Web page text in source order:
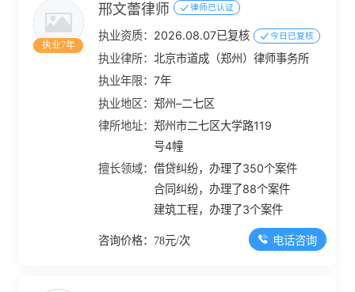
执业7年
邢文蕾律师 律师已认证
执业资质： 2026.08.07已复核 今日已复核
执业律所：北京市道成（郑州）律师事务所
执业年限：7年
执业地区：郑州–二七区
律所地址：郑州市二七区大学路119
号4幢
擅长领域：借贷纠纷，办理了350个案件
合同纠纷，办理了88个案件
建筑工程，办理了3个案件
咨询价格：78元/次 电话咨询